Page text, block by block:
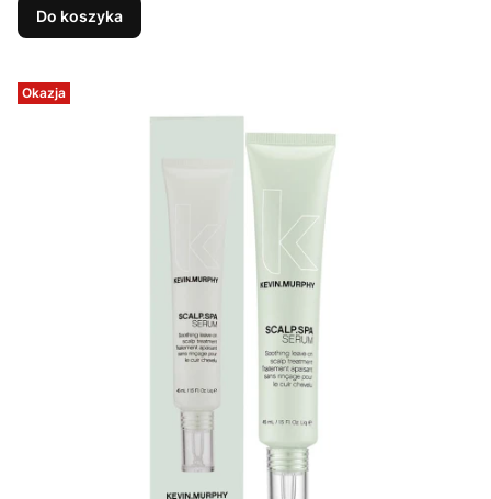
Do koszyka
Okazja